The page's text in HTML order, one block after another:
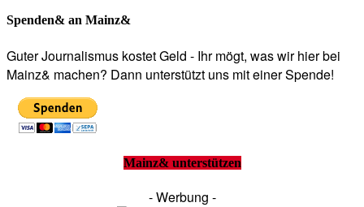
Spenden& an Mainz&
Guter Journalismus kostet Geld - Ihr mögt, was wir hier bei
Mainz& machen? Dann unterstützt uns mit einer Spende!
Mainz& unterstützen
- Werbung -